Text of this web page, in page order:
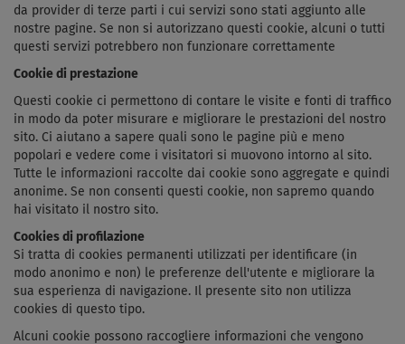
da provider di terze parti i cui servizi sono stati aggiunto alle
nostre pagine. Se non si autorizzano questi cookie, alcuni o tutti
questi servizi potrebbero non funzionare correttamente
Cookie di prestazione
Questi cookie ci permettono di contare le visite e fonti di traffico
in modo da poter misurare e migliorare le prestazioni del nostro
sito. Ci aiutano a sapere quali sono le pagine più e meno
popolari e vedere come i visitatori si muovono intorno al sito.
Tutte le informazioni raccolte dai cookie sono aggregate e quindi
anonime. Se non consenti questi cookie, non sapremo quando
hai visitato il nostro sito.
Cookies di profilazione
Si tratta di cookies permanenti utilizzati per identificare (in
modo anonimo e non) le preferenze dell'utente e migliorare la
sua esperienza di navigazione. Il presente sito non utilizza
cookies di questo tipo.
Alcuni cookie possono raccogliere informazioni che vengono